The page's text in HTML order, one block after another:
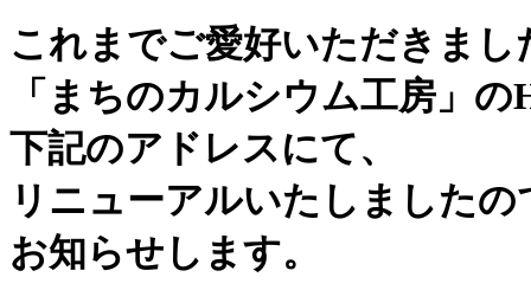
これまでご愛好いただきまし
「まちのカルシウム工房」の
下記のアドレスにて、
リニューアルいたしましたの
お知らせします。